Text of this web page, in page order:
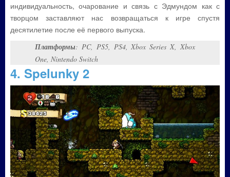
индивидуальность, очарование и связь с Эдмундом как с
творцом заставляют нас возвращаться к игре спустя
десятилетие после её первого выпуска.
Платформы: PC, PS5, PS4, Xbox Series X, Xbox
One, Nintendo Switch
4. Spelunky 2